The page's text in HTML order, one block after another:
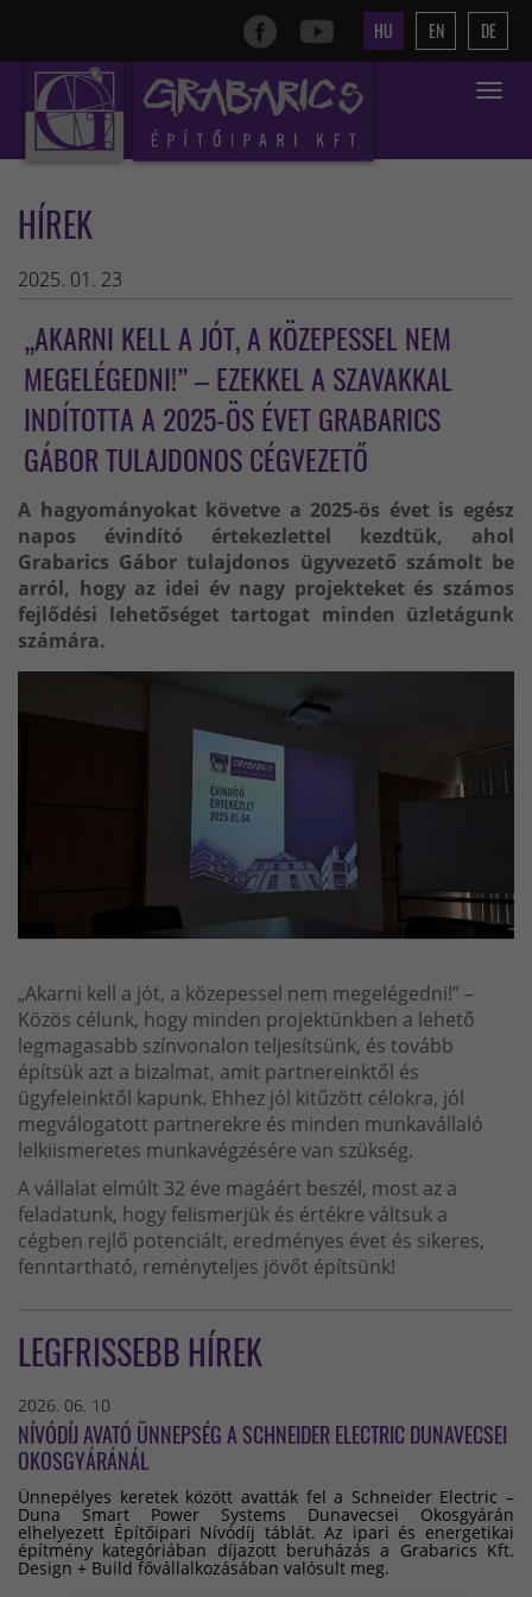
HU EN DE
Toggle
HÍREK
2025. 01. 23
„AKARNI KELL A JÓT, A KÖZEPESSEL NEM
MEGELÉGEDNI!” – EZEKKEL A SZAVAKKAL
INDÍTOTTA A 2025-ÖS ÉVET GRABARICS
GÁBOR TULAJDONOS CÉGVEZETŐ
A hagyományokat követve a 2025-ös évet is egész
napos évindító értekezlettel kezdtük, ahol
Grabarics Gábor tulajdonos ügyvezető számolt be
arról, hogy az idei év nagy projekteket és számos
fejlődési lehetőséget tartogat minden üzletágunk
számára.
„Akarni kell a jót, a közepessel nem megelégedni!” –
Közös célunk, hogy minden projektünkben a lehető
legmagasabb színvonalon teljesítsünk, és tovább
építsük azt a bizalmat, amit partnereinktől és
ügyfeleinktől kapunk. Ehhez jól kitűzött célokra, jól
megválogatott partnerekre és minden munkavállaló
lelkiismeretes munkavégzésére van szükség.
A vállalat elmúlt 32 éve magáért beszél, most az a
feladatunk, hogy felismerjük és értékre váltsuk a
cégben rejlő potenciált, eredményes évet és sikeres,
fenntartható, reményteljes jövőt építsünk!
LEGFRISSEBB HÍREK
2026. 06. 10
NÍVÓDÍJ AVATÓ ÜNNEPSÉG A SCHNEIDER ELECTRIC DUNAVECSEI
OKOSGYÁRÁNÁL
Ünnepélyes keretek között avatták fel a Schneider Electric –
Duna Smart Power Systems Dunavecsei Okosgyárán
elhelyezett Építőipari Nívódíj táblát. Az ipari és energetikai
építmény kategóriában díjazott beruházás a Grabarics Kft.
Design + Build fővállalkozásában valósult meg.